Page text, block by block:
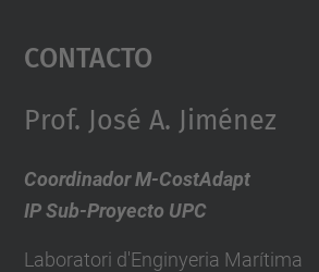
Contacto
Prof. José A. Jiménez
Coordinador M-CostAdapt
IP Sub-Proyecto UPC
Laboratori d'Enginyeria Marítima